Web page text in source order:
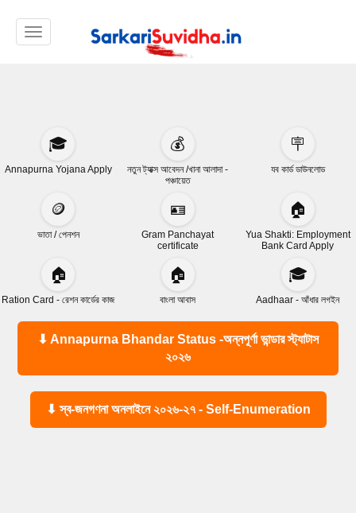
Toggle navigation
🎓
Annapurna Yojana Apply
💰
নতুন ট্যাক্স আবেদন /খানা আলাদা -
পঞ্চায়েত
🪧
যব কার্ড ডাউনলোড
🪙
ভাতা / পেনশন
🪪
Gram Panchayat
certificate
🏠
Yua Shakti: Employment
Bank Card Apply
🏠
Ration Card - রেশন কার্ডের কাজ
🏠
বাংলা আবাস
🎓
Aadhaar - আঁধার লগইন
⬇ Annapurna Bhandar Status -অন্নপূর্ণা ভান্ডার স্ট্যাটাস
২০২৬
⬇ স্ব-জনগণনা অনলাইনে ২০২৬-২৭ - Self-Enumeration